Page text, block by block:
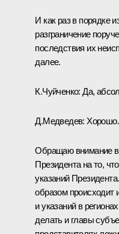
И как раз в порядке
разграничение
последствия их
далее.
К.Чуйченко: Да,
Д.Медведев: Хорошо.
Обращаю внимание
Президента на то,
указаний
образом происходит
и указаний в
делать и главы